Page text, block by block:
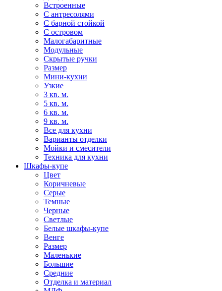
Встроенные
С антресолями
С барной стойкой
С островом
Малогабаритные
Модульные
Скрытые ручки
Размер
Мини-кухни
Узкие
3 кв. м.
5 кв. м.
6 кв. м.
9 кв. м.
Все для кухни
Варианты отделки
Мойки и смесители
Техника для кухни
Шкафы-купе
Цвет
Коричневые
Серые
Темные
Черные
Светлые
Белые шкафы-купе
Венге
Размер
Маленькие
Большие
Средние
Отделка и материал